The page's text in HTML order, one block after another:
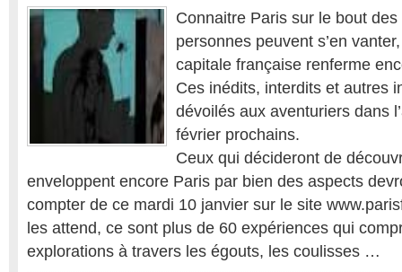
Connaitre Paris sur le bout
personnes peuvent s’en
capitale française renferme
Ces inédits, interdits et autres
dévoilés aux aventuriers dans
février prochains.
Ceux qui décideront de
enveloppent encore Paris par bien des aspects
compter de ce mardi 10 janvier sur le site
les attend, ce sont plus de 60 expériences qui
explorations à travers les égouts, les coulisses …